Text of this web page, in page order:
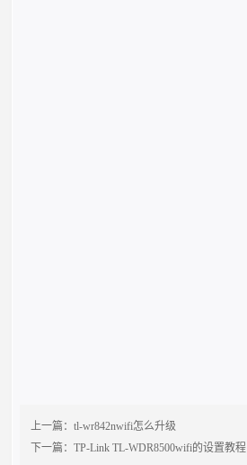
上一篇：tl-wr842nwifi怎么升级
下一篇：TP-Link TL-WDR8500wifi的设置教程